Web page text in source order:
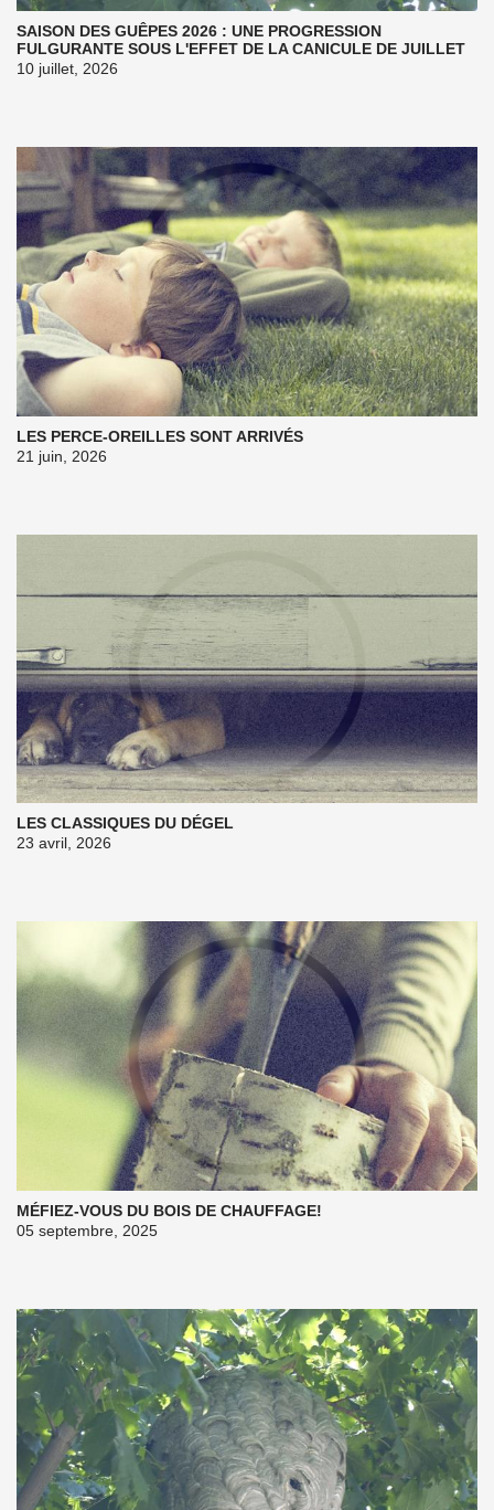
SAISON DES GUÊPES 2026 : UNE PROGRESSION
FULGURANTE SOUS L'EFFET DE LA CANICULE DE JUILLET
10 juillet, 2026
LES PERCE-OREILLES SONT ARRIVÉS
21 juin, 2026
LES CLASSIQUES DU DÉGEL
23 avril, 2026
MÉFIEZ-VOUS DU BOIS DE CHAUFFAGE!
05 septembre, 2025